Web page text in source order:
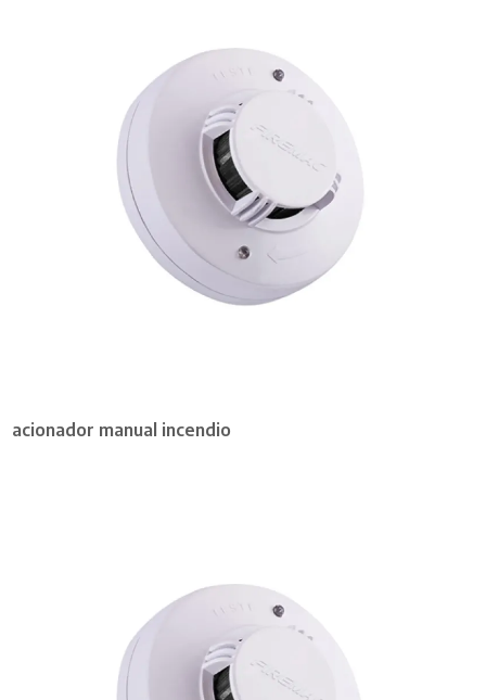
acionador manual incendio